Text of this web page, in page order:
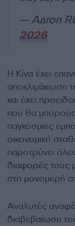
— Aaron
2026
Η Κίνα έχει
αποκλιμάκωση
και έχει
που θα
παγκόσμιες
οικονομική
παροτρύνει
διαφορές τους
στη μονομερή
Αναλυτές
διαβεβαίωση